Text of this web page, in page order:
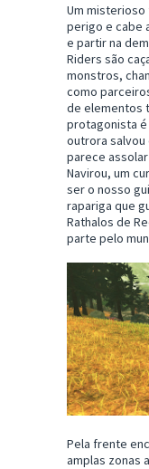
Um misterioso
perigo e cabe
e partir na
Riders são
monstros,
como
de elementos
protagonista é
outrora salvou
parece
Navirou, um
ser o nosso
rapariga que
Rathalos de
parte pelo
Pela frente
amplas zonas